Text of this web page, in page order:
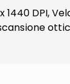
1440 DPI,